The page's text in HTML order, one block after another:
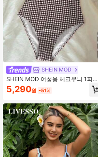
SHEIN MOD
SHEIN MOD 여성용 체크무늬 1피스
수영복, 해변 휴가, 수영장 파티, 해변
파티에 적합
5,290원 -51%